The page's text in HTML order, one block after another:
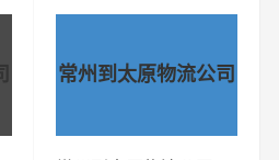
常州到太原物流公司